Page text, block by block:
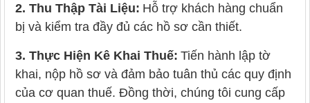
2. Thu Thập Tài Liệu: Hỗ trợ khách hàng chuẩn
bị và kiểm tra đầy đủ các hồ sơ cần thiết.
3. Thực Hiện Kê Khai Thuế: Tiến hành lập tờ
khai, nộp hồ sơ và đảm bảo tuân thủ các quy định
của cơ quan thuế. Đồng thời, chúng tôi cung cấp